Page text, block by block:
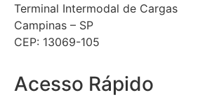
Terminal Intermodal de Cargas
Campinas – SP
CEP: 13069-105
Acesso Rápido